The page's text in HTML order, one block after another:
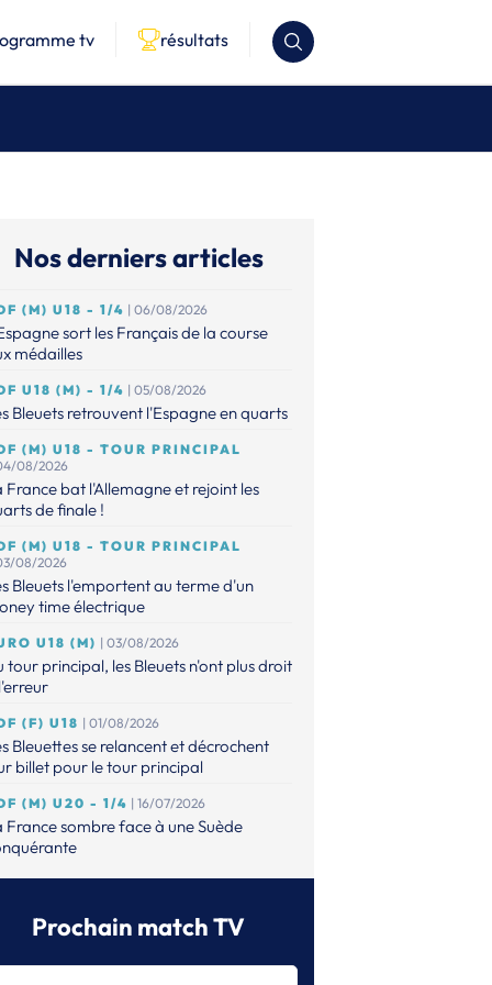
tv résultats
Nos derniers articles
(M) U18 - 1/4 | 06/08/2026
sort les Français de la course
médailles
U18 (M) - 1/4 | 05/08/2026
Bleuets retrouvent l'Espagne en quarts
(M) U18 - TOUR PRINCIPAL
08/2026
France bat l'Allemagne et rejoint les
de finale !
(M) U18 - TOUR PRINCIPAL
08/2026
Bleuets l'emportent au terme d'un
time électrique
U18 (M) | 03/08/2026
tour principal, les Bleuets n'ont plus droit
(F) U18 | 01/08/2026
Bleuettes se relancent et décrochent
billet pour le tour principal
(M) U20 - 1/4 | 16/07/2026
France sombre face à une Suède
(M) U20 | 14/07/2026
les Bleuets n'ont plus leur destin en
Prochain match TV